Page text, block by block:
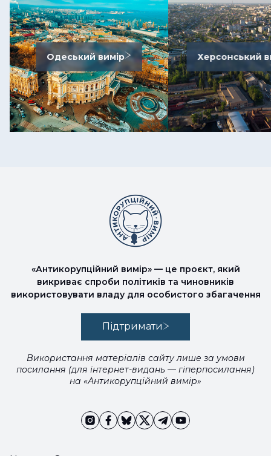
Одеський вимір Херсонський
«Антикорупційний вимір» — це проєкт, який
викриває спроби політиків та чиновників
використовувати владу для особистого збагачення
Підтримати
Використання матеріалів сайту лише за умови
посилання (для інтернет-видань — гіперпосилання)
на «Антикорупційний вимір»